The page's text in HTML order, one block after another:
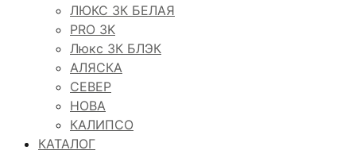
ЛЮКС 3К БЕЛАЯ
PRO 3K
Люкс 3К БЛЭК
АЛЯСКА
СЕВЕР
НОВА
КАЛИПСО
КАТАЛОГ